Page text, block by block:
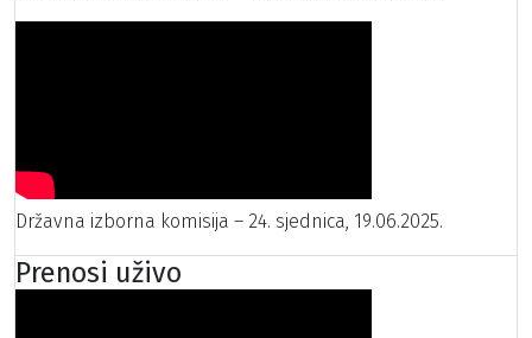
Državna izborna komisija – 24. sjednica, 19.06.2025.
Prenosi uživo